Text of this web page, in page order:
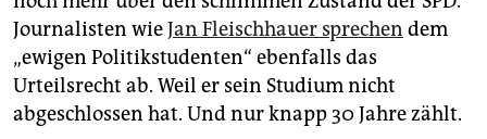
Journalisten wieJan Fleischhauer sprechen dem
„ewigen Politikstudenten“ ebenfalls das
Urteilsrecht ab. Weil er sein Studium nicht
abgeschlossen hat. Und nur knapp 30 Jahre zählt.